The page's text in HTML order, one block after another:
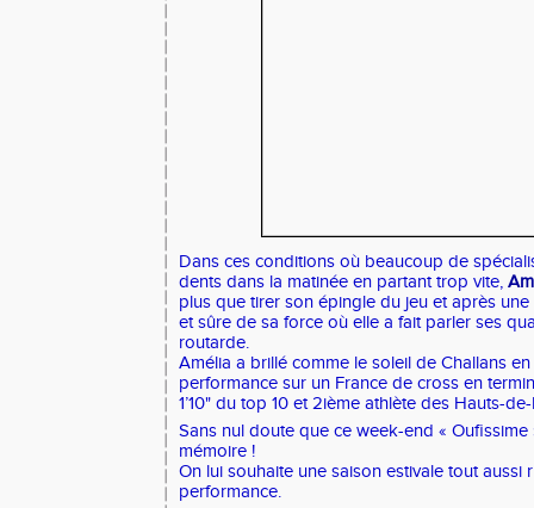
Dans ces conditions où beaucoup de
dents dans la matinée en partant trop vite,
plus que tirer son épingle du jeu et après
et sûre de sa force où elle a fait parler ses
routarde.
Amélia a brillé comme le soleil de Challans
performance sur un France de cross en
1’10" du top 10 et 2ième athlète des Hauts-
Sans nul doute que ce week-end «
mémoire !
On lui souhaite une saison estivale tout aussi
performance.